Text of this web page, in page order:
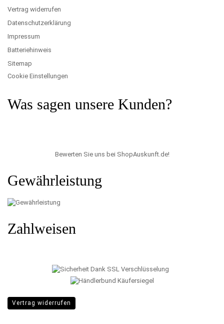
Vertrag widerrufen
Datenschutzerklärung
Impressum
Batteriehinweis
Sitemap
Cookie Einstellungen
Was sagen unsere Kunden?
Bewerten Sie uns bei ShopAuskunft.de!
Gewährleistung
Zahlweisen
Vertrag widerrufen